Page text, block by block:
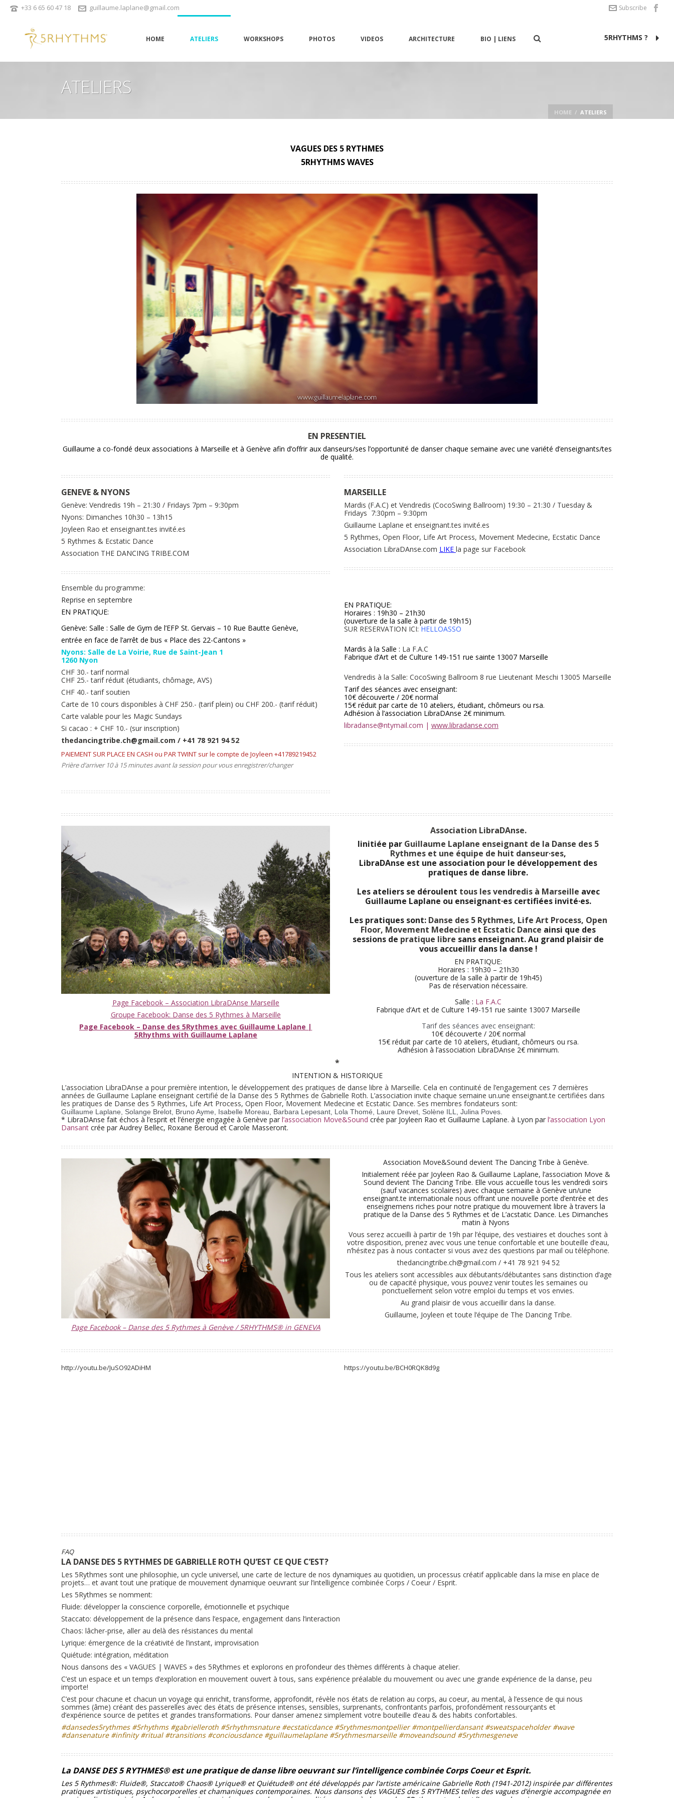
+33 6 65 60 47 18 guillaume.laplane@gmail.com Subscribe
HOME ATELIERS WORKSHOPS PHOTOS VIDEOS ARCHITECTURE BIO | LIENS 5RHYTHMS ?
ATELIERS
HOME / ATELIERS
VAGUES DES 5 RYTHMES
5RHYTHMS WAVES
EN PRESENTIEL
Guillaume a co-fondé deux associations à Marseille et à Genève afin d’offrir aux danseurs/ses l’opportunité de danser chaque semaine avec une variété d’enseignants/tes
de qualité.
GENEVE & NYONS
Genève: Vendredis 19h – 21:30 / Fridays 7pm – 9:30pm
Nyons: Dimanches 10h30 – 13h15
Joyleen Rao et enseignant.tes invité.es
5 Rythmes & Ecstatic Dance
Association THE DANCING TRIBE.COM
Ensemble du programme:
Reprise en septembre
EN PRATIQUE:
Genève: Salle : Salle de Gym de l’EFP St. Gervais – 10 Rue Bautte Genève,
entrée en face de l’arrêt de bus « Place des 22-Cantons »
Nyons: Salle de La Voirie, Rue de Saint-Jean 1
1260 Nyon
CHF 30.- tarif normal
CHF 25.- tarif réduit (étudiants, chômage, AVS)
CHF 40.- tarif soutien
Carte de 10 cours disponibles à CHF 250.- (tarif plein) ou CHF 200.- (tarif réduit)
Carte valable pour les Magic Sundays
Si cacao : + CHF 10.- (sur inscription)
thedancingtribe.ch@gmail.com / +41 78 921 94 52
PAIEMENT SUR PLACE EN CASH ou PAR TWINT sur le compte de Joyleen +41789219452
Prière d’arriver 10 à 15 minutes avant la session pour vous enregistrer/changer
MARSEILLE
Mardis (F.A.C) et Vendredis (CocoSwing Ballroom) 19:30 – 21:30 / Tuesday &
Fridays 7:30pm – 9:30pm
Guillaume Laplane et enseignant.tes invité.es
5 Rythmes, Open Floor, Life Art Process, Movement Medecine, Ecstatic Dance
Association LibraDAnse.com LIKE la page sur Facebook
EN PRATIQUE:
Horaires : 19h30 – 21h30
(ouverture de la salle à partir de 19h15)
SUR RESERVATION ICI:HELLOASSO
Mardis à la Salle : La F.A.C
Fabrique d’Art et de Culture 149-151 rue sainte 13007 Marseille
Vendredis à la Salle: CocoSwing Ballroom 8 rue Lieutenant Meschi 13005 Marseille
Tarif des séances avec enseignant:
10€ découverte / 20€ normal
15€ réduit par carte de 10 ateliers, étudiant, chômeurs ou rsa.
Adhésion à l’association LibraDAnse 2€ minimum.
libradanse@ntymail.com | www.libradanse.com
Page Facebook – Association LibraDAnse Marseille
Groupe Facebook: Danse des 5 Rythmes à Marseille
Page Facebook – Danse des 5Rythmes avec Guillaume Laplane |
5Rhythms with Guillaume Laplane
Association LibraDAnse.
Iinitiée par Guillaume Laplane enseignant de la Danse des 5
Rythmes et une équipe de huit danseur·ses,
LibraDAnse est une association pour le développement des
pratiques de danse libre.
Les ateliers se déroulent tous les vendredis à Marseille avec
Guillaume Laplane ou enseignant·es certifiées invité·es.
Les pratiques sont: Danse des 5 Rythmes, Life Art Process, Open
Floor, Movement Medecine et Ecstatic Dance ainsi que des
sessions de pratique libre sans enseignant. Au grand plaisir de
vous accueillir dans la danse !
EN PRATIQUE:
Horaires : 19h30 – 21h30
(ouverture de la salle à partir de 19h45)
Pas de réservation nécessaire.
Salle : La F.A.C
Fabrique d’Art et de Culture 149-151 rue sainte 13007 Marseille
Tarif des séances avec enseignant:
10€ découverte / 20€ normal
15€ réduit par carte de 10 ateliers, étudiant, chômeurs ou rsa.
Adhésion à l’association LibraDAnse 2€ minimum.
*
INTENTION & HISTORIQUE
L’association LibraDAnse a pour première intention, le développement des pratiques de danse libre à Marseille. Cela en continuité de l’engagement ces 7 dernières
années de Guillaume Laplane enseignant certifié de la Danse des 5 Rythmes de Gabrielle Roth. L’association invite chaque semaine un.une enseignant.te certifiées dans
les pratiques de Danse des 5 Rythmes, Life Art Process, Open Floor, Movement Medecine et Ecstatic Dance. Ses membres fondateurs sont:
Guillaume Laplane, Solange Brelot, Bruno Ayme, Isabelle Moreau, Barbara Lepesant, Lola Thomé, Laure Drevet, Solène ILL, Julina Poves.
* LibraDAnse fait échos à l’esprit et l’énergie engagée à Genève par l’association Move&Sound crée par Joyleen Rao et Guillaume Laplane. à Lyon par l’association Lyon
Dansant crée par Audrey Bellec, Roxane Beroud et Carole Masseront.
Page Facebook – Danse des 5 Rythmes à Genève / 5RHYTHMS® in GENEVA
Association Move&Sound devient The Dancing Tribe à Genève.
Initialement réée par Joyleen Rao & Guillaume Laplane, l’association Move &
Sound devient The Dancing Tribe. Elle vous accueille tous les vendredi soirs
(sauf vacances scolaires) avec chaque semaine à Genève un/une
enseignant.te internationale nous offrant une nouvelle porte d’entrée et des
enseignemens riches pour notre pratique du mouvement libre à travers la
pratique de la Danse des 5 Rythmes et de L’acstatic Dance. Les Dimanches
matin à Nyons
Vous serez accueilli à partir de 19h par l’équipe, des vestiaires et douches sont à
votre disposition, prenez avec vous une tenue confortable et une bouteille d’eau,
n’hésitez pas à nous contacter si vous avez des questions par mail ou téléphone.
thedancingtribe.ch@gmail.com / +41 78 921 94 52
Tous les ateliers sont accessibles aux débutants/débutantes sans distinction d’age
ou de capacité physique, vous pouvez venir toutes les semaines ou
ponctuellement selon votre emploi du temps et vos envies.
Au grand plaisir de vous accueillir dans la danse.
Guillaume, Joyleen et toute l’équipe de The Dancing Tribe.
http://youtu.be/JuSO92ADiHM https://youtu.be/BCH0RQK8d9g
FAQ
LA DANSE DES 5 RYTHMES DE GABRIELLE ROTH QU’EST CE QUE C’EST?
Les 5Rythmes sont une philosophie, un cycle universel, une carte de lecture de nos dynamiques au quotidien, un processus créatif applicable dans la mise en place de
projets… et avant tout une pratique de mouvement dynamique oeuvrant sur l’intelligence combinée Corps / Coeur / Esprit.
Les 5Rythmes se nomment:
Fluide: développer la conscience corporelle, émotionnelle et psychique
Staccato: développement de la présence dans l’espace, engagement dans l’interaction
Chaos: lâcher-prise, aller au delà des résistances du mental
Lyrique: émergence de la créativité de l’instant, improvisation
Quiétude: intégration, méditation
Nous dansons des « VAGUES | WAVES » des 5Rythmes et explorons en profondeur des thèmes différents à chaque atelier.
C’est un espace et un temps d’exploration en mouvement ouvert à tous, sans expérience préalable du mouvement ou avec une grande expérience de la danse, peu
importe!
C’est pour chacune et chacun un voyage qui enrichit, transforme, approfondit, révèle nos états de relation au corps, au coeur, au mental, à l’essence de qui nous
sommes (âme) créant des passerelles avec des états de présence intenses, sensibles, surprenants, confrontants parfois, profondément ressourçants et
d’expérience source de petites et grandes transformations. Pour danser amenez simplement votre bouteille d’eau & des habits confortables.
#dansedes5rythmes #5rhythms #gabrielleroth #5rhythmsnature #ecstaticdance #5rythmesmontpellier #montpellierdansant #sweatspaceholder #wave
#dansenature #infinity #ritual #transitions #conciousdance #guillaumelaplane #5rythmesmarseille #moveandsound #5rythmesgeneve
La DANSE DES 5 RYTHMES® est une pratique de danse libre oeuvrant sur l’intelligence combinée Corps Coeur et Esprit.
Les 5 Rythmes®: Fluide®, Staccato® Chaos® Lyrique® et Quiétude® ont été développés par l’artiste américaine Gabrielle Roth (1941-2012) inspirée par différentes
pratiques artistiques, psychocorporelles et chamaniques contemporaines. Nous dansons des VAGUES des 5 RYTHMES telles des vagues d’énergie accompagnée en